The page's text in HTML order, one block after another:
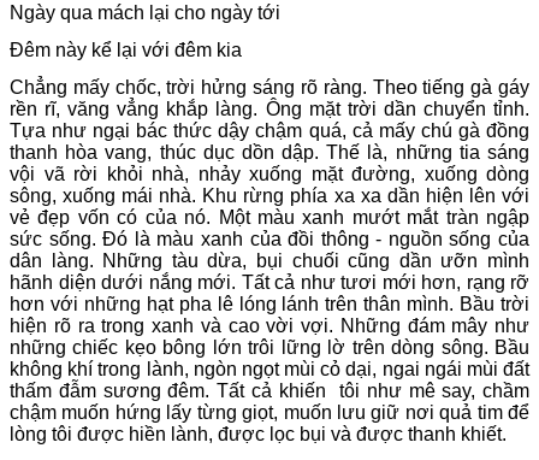
Ngày qua mách lại cho ngày tới
Đêm này kể lại với đêm kia
Chẳng mấy chốc, trời hửng sáng rõ ràng. Theo tiếng gà gáy
rền rĩ, văng vẳng khắp làng. Ông mặt trời dần chuyển tỉnh.
Tựa như ngại bác thức dậy chậm quá, cả mấy chú gà đồng
thanh hòa vang, thúc dục dồn dập. Thế là, những tia sáng
vội vã rời khỏi nhà, nhảy xuống mặt đường, xuống dòng
sông, xuống mái nhà. Khu rừng phía xa xa dần hiện lên với
vẻ đẹp vốn có của nó. Một màu xanh mướt mắt tràn ngập
sức sống. Đó là màu xanh của đồi thông - nguồn sống của
dân làng. Những tàu dừa, bụi chuối cũng dần ưỡn mình
hãnh diện dưới nắng mới. Tất cả như tươi mới hơn, rạng rỡ
hơn với những hạt pha lê lóng lánh trên thân mình. Bầu trời
hiện rõ ra trong xanh và cao vời vợi. Những đám mây như
những chiếc kẹo bông lớn trôi lững lờ trên dòng sông. Bầu
không khí trong lành, ngòn ngọt mùi cỏ dại, ngai ngái mùi đất
thấm đẫm sương đêm. Tất cả khiến tôi như mê say, chầm
chậm muốn hứng lấy từng giọt, muốn lưu giữ nơi quả tim để
lòng tôi được hiền lành, được lọc bụi và được thanh khiết.